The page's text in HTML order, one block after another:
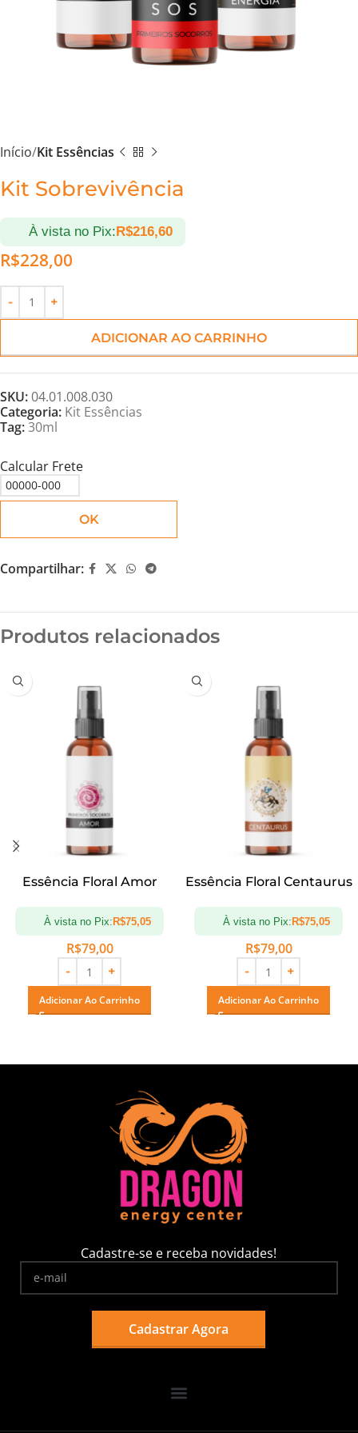
Início Kit Essências
Kit Sobrevivência
À vista no Pix:R$216,60
R$228,00
ADICIONAR AO CARRINHO
SKU:04.01.008.030
Categoria: Kit Essências
Tag:30ml
Calcular Frete
OK
Compartilhar:
Produtos relacionados
Essência Floral Amor
À vista no Pix:R$75,05
R$79,00
Adicionar Ao Carrinho
Essência Floral Centaurus
À vista no Pix:R$75,05
R$79,00
Adicionar Ao Carrinho
Cadastre-se e receba novidades!